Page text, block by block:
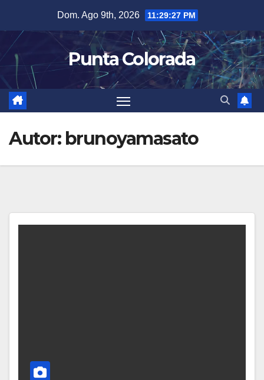
contenido
Dom. Ago 9th, 2026 11:29:28 PM
Punta Colorada
Autor: brunoyamasato